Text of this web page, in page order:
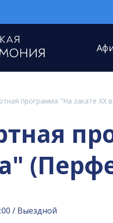
программа "На закате XX
/ Выездной